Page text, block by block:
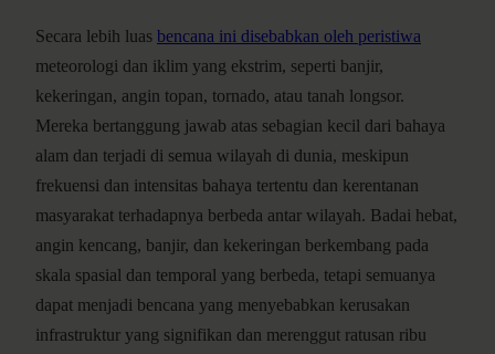
Secara lebih luas bencana ini disebabkan oleh peristiwa
meteorologi dan iklim yang ekstrim, seperti banjir,
kekeringan, angin topan, tornado, atau tanah longsor.
Mereka bertanggung jawab atas sebagian kecil dari bahaya
alam dan terjadi di semua wilayah di dunia, meskipun
frekuensi dan intensitas bahaya tertentu dan kerentanan
masyarakat terhadapnya berbeda antar wilayah. Badai hebat,
angin kencang, banjir, dan kekeringan berkembang pada
skala spasial dan temporal yang berbeda, tetapi semuanya
dapat menjadi bencana yang menyebabkan kerusakan
infrastruktur yang signifikan dan merenggut ratusan ribu